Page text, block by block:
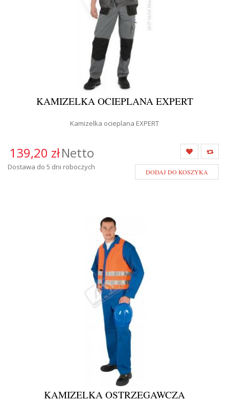
KAMIZELKA OCIEPLANA EXPERT
Kamizelka ocieplana EXPERT
139,20 złNetto
Dostawa do 5 dni roboczych
DODAJ DO KOSZYKA
KAMIZELKA OSTRZEGAWCZA